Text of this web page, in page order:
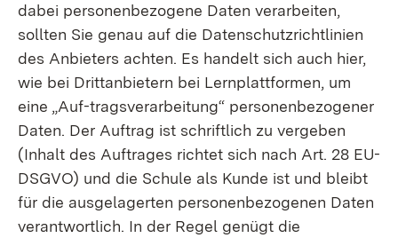
dabei personenbezogene Daten verarbeiten,
sollten Sie genau auf die Datenschutzrichtlinien
des Anbieters achten. Es handelt sich auch hier,
wie bei Drittanbietern bei Lernplattformen, um
eine „Auf-tragsverarbeitung“ personenbezogener
Daten. Der Auftrag ist schriftlich zu vergeben
(Inhalt des Auftrages richtet sich nach Art. 28 EU-
DSGVO) und die Schule als Kunde ist und bleibt
für die ausgelagerten personenbezogenen Daten
verantwortlich. In der Regel genügt die